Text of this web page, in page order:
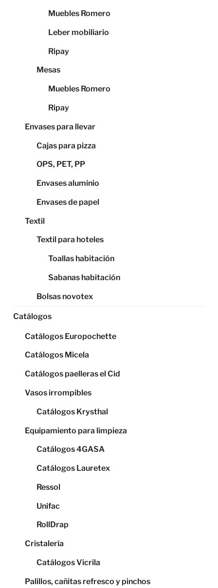
Muebles Romero
Leber mobiliario
Ripay
Mesas
Muebles Romero
Ripay
Envases para llevar
Cajas para pizza
OPS, PET, PP
Envases aluminio
Envases de papel
Textil
Textil para hoteles
Toallas habitación
Sabanas habitación
Bolsas novotex
Catálogos
Catálogos Europochette
Catálogos Micela
Catálogos paelleras el Cid
Vasos irrompibles
Catálogos Krysthal
Equipamiento para limpieza
Catálogos 4GASA
Catálogos Lauretex
Ressol
Unifac
RollDrap
Cristalería
Catálogos Vicrila
Palillos, cañitas refresco y pinchos